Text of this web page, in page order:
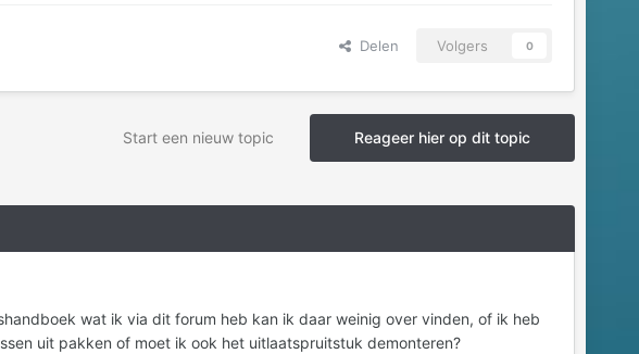
Delen Volgers 0
Reageer hier op dit topic
Start een nieuw topic
wat ik via dit forum heb kan ik daar weinig over vinden, of ik heb
uit pakken of moet ik ook het uitlaatspruitstuk demonteren?